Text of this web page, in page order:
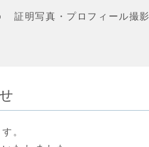
証明写真・プロフィール撮影
。